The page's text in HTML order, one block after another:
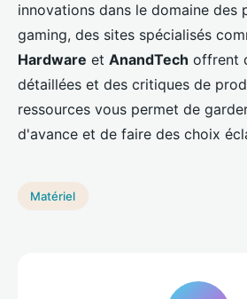
innovations dans le domaine des
gaming, des sites spécialisés
Hardware et AnandTech offrent
détaillées et des critiques de
ressources vous permet de
d'avance et de faire des choix
Matériel